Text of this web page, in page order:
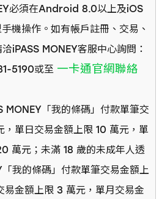
必須在Android 8.0以上及iOS
機操作。如有帳戶註冊、交易、
iPASS MONEY客服中心詢問：
5190或至 一卡通官網聯絡
MONEY「我的條碼」付款單筆交
，單日交易金額上限 10 萬元，單
萬元；未滿 18 歲的未成年人透
我的條碼」付款單筆交易金額上
易金額上限 3 萬元，單月交易金